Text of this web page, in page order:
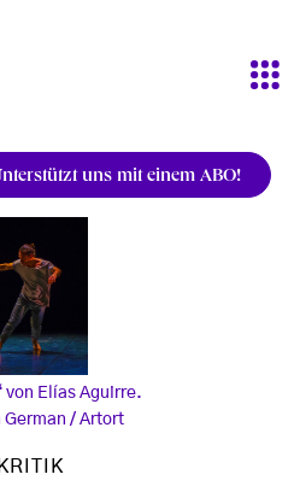
uns mit einem ABO!
von Elías Aguirre.
German / Artort
KRITIK